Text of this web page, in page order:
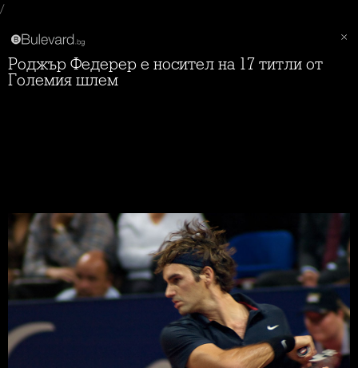
/
Роджър Федерер е носител на 17 титли от
Големия шлем